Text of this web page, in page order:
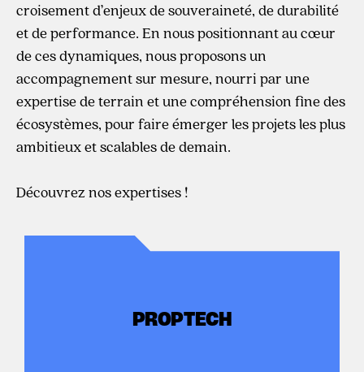
croisement d’enjeux de souveraineté, de durabilité
et de performance. En nous positionnant au cœur
de ces dynamiques, nous proposons un
accompagnement sur mesure, nourri par une
expertise de terrain et une compréhension fine des
écosystèmes, pour faire émerger les projets les plus
ambitieux et scalables de demain.
Découvrez nos expertises !
PROPTECH